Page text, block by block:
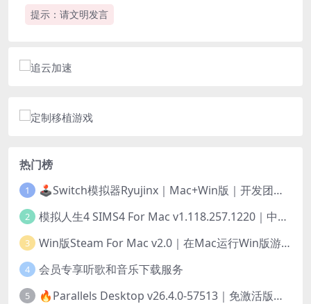
提示：请文明发言
热门榜
1 🕹️Switch模拟器Ryujinx｜Mac+Win版｜开发团队已解散此乃最后的绝唱版本
2 模拟人生4 SIMS4 For Mac v1.118.257.1220｜中文原生版｜无限金币｜全100DLC
3 Win版Steam For Mac v2.0｜在Mac运行Win版游戏！｜升级GPTK4.0支持！
4 会员专享听歌和音乐下载服务
5 🔥Parallels Desktop v26.4.0-57513｜免激活版｜在Mac上安装Windows/Linux等系统[赠Windows激活]